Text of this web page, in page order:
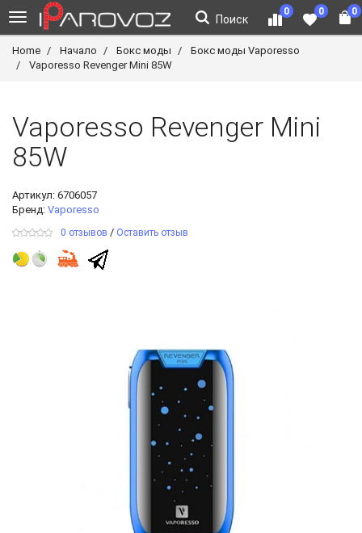
Поиск
0 0 0
Home Начало Бокс моды
Бокс моды Vaporesso
Vaporesso Revenger Mini 85W
Vaporesso Revenger Mini
85W
Артикул: 6706057
Бренд: Vaporesso
0 отзывов / Оставить отзыв